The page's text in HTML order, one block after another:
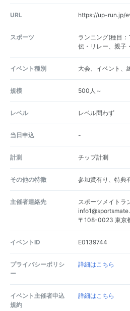
URL https://up-run.jp/
スポーツ
ランニング(種目
伝・リレー、親子
イベント種別 大会、イベント、
規模 500人～
レベル レベル問わず
当日申込 -
計測 チップ計測
その他の特徴 参加賞有り、特典
主催者連絡先
スポーツメイトラ
〒108-0023 東京
イベントID E0139744
プライバシーポリシ
ー
詳細はこちら
イベント主催者申込
規約
詳細はこちら